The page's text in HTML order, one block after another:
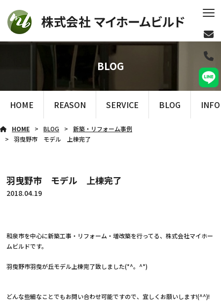
BLOG
HOME REASON SERVICE BLOG
HOME BLOG
新築・リフォーム事例
羽曳野市 モデル 上棟完了
羽曳野市 モデル 上棟完了
2018.04.19
和泉市を中心に新築工事・リフォーム・増改築を行ってる、株式会社マイホー
ムビルドです。
羽曳野市羽曳が丘モデル上棟完了致しました(*^。^*)
どんな些細なことでもお問い合わせ可能ですので、宜しくお願いします!(^^)!